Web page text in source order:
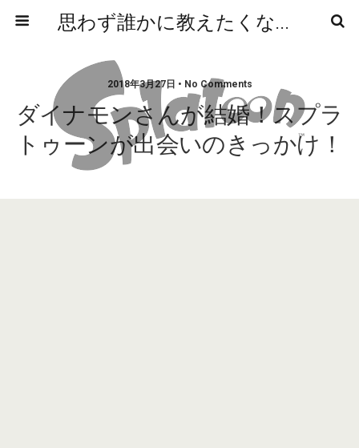
思わず誰かに教えたくなるニュースや雑学
2018年3月27日 • No Comments
ダイナモンさんが結婚！スプラ
トゥーンが出会いのきっかけ！